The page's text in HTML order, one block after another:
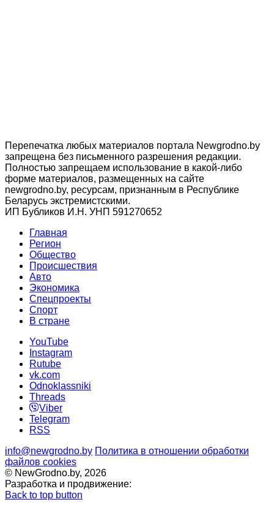
Перепечатка любых материалов портала Newgrodno.by
запрещена без письменного разрешения редакции.
Полностью запрещаем использование в какой-либо
форме материалов, размещенных на сайте
newgrodno.by, ресурсам, признанным в Республике
Беларусь экстремистскими.
ИП Бубликов И.Н. УНП 591270652
Главная
Регион
Общество
Происшествия
Авто
Экономика
Спецпроекты
Cпорт
В стране
YouTube
Instagram
Rutube
vk.com
Odnoklassniki
Threads
Viber
Telegram
RSS
info@newgrodno.by Политика в отношении обработки
файлов cookies
© NewGrodno.by, 2026
Разработка и продвижение:
Back to top button